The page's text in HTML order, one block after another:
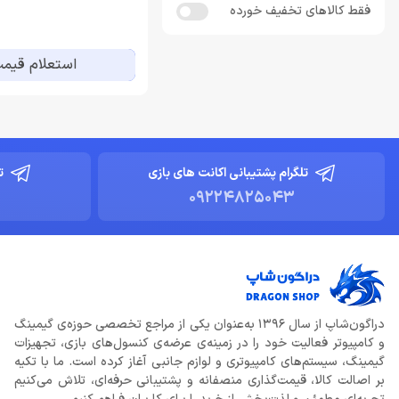
اسپیکر برند هارمن
اسپیکرهای همراه
استند پلی استیشن 5
استند هدست
اسکیت موس
اشتراک اسپاتیفای
اشتراک های پرمیوم
اکانت های PS4 و PS5
اکانت های آلتیمیت ایکس باکس
سونی (Sony)
ایکس شات (Xshot)
ریث (Wraith)
اوست (Awest)
دیپ کول (DeepCool)
تسکو (TSCO)
سیلیکون پاور (Silicon Power)
فقط کالاهای تخفیف خورده
استعلام
تلگرام پشتیبانی اکانت های بازی
09224825043
دراگون‌شاپ از سال 1396 به‌عنوان یکی از مراجع تخصصی حوزه‌ی گیمینگ
و کامپیوتر فعالیت خود را در زمینه‌ی عرضه‌ی کنسول‌های بازی، تجهیزات
گیمینگ، سیستم‌های کامپیوتری و لوازم جانبی آغاز کرده است. ما با تکیه
بر اصالت کالا، قیمت‌گذاری منصفانه و پشتیبانی حرفه‌ای، تلاش می‌کنیم